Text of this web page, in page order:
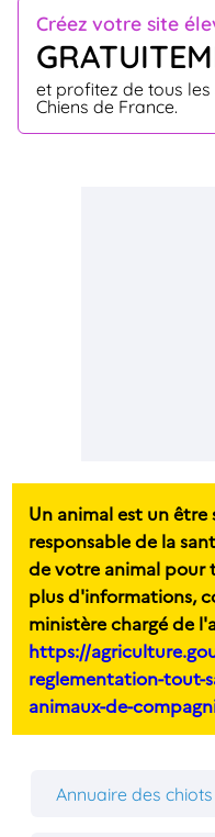
Créez votre site
et profitez de tous les
Chiens de France.
Un animal est un être
responsable de la
de votre animal pour
plus d'informations,
ministère chargé de
https://
reglementation-tout-
animaux-de-
Annuaire des chiots